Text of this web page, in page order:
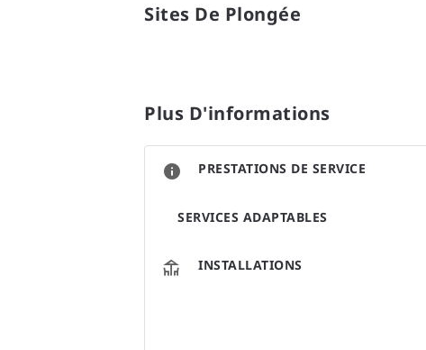
Sites De Plongée
Plus D'informations
PRESTATIONS DE SERVICE
SERVICES ADAPTABLES
INSTALLATIONS